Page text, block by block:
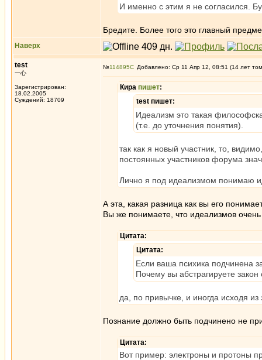
И именно с этим я не согласился.
Бредите. Более того это главный
Наверх
test
一心
Зарегистрирован:
18.02.2005
Суждений: 18709
№114895 Добавлено: Ср 11 Апр 12, 08:51 (14 лет
Кира пишет:
test пишет:
Идеализм это такая
(т.е. до уточнения понятия).
так как я новый участник, то,
постоянных участников форума
Лично я под идеализмом понимаю
А эта, какая разница как вы его
Вы же понимаете, что идеализмов
Цитата:
Цитата:
Если ваша психика подчинена
Почему вы абстрагируете
да, по привычке, и иногда исходя
Познание должно быть подчинено не
Цитата:
Вот пример: электроны и протоны